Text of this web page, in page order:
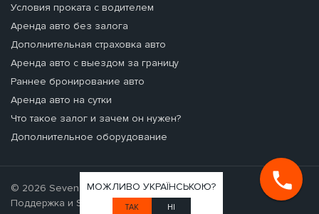
МОЖЛИВО УКРАЇНСЬКОЮ?
ТАК НІ
Условия проката с водителем
Аренда авто без залога
Дополнительная страховка авто
Аренда авто с выездом за границу
Раннее бронирование авто
Аренда авто на сутки
Что такое залог и зачем он нужен?
Дополнительное оборудование
© 2026 Seven Cars - аренда авто.
Поддержка и SEO-продвижение